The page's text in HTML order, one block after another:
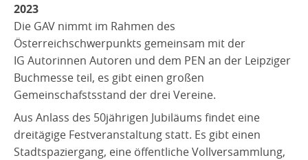
2023
Die GAV nimmt im Rahmen des
Österreichschwerpunkts gemeinsam mit der
IG Autorinnen Autoren und dem PEN an der Leipziger
Buchmesse teil, es gibt einen großen
Gemeinschafstsstand der drei Vereine.
Aus Anlass des 50jährigen Jubiläums findet eine
dreitägige Festveranstaltung statt. Es gibt einen
Stadtspaziergang, eine öffentliche Vollversammlung,